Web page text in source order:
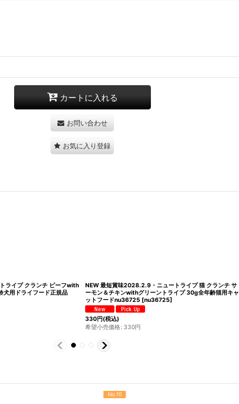
カートに入れる
お問い合わせ
お気に入り登録
ライプ クランチ ビーフwith
犬用ドライフード正規品
NEW 最短賞味2028.2.9・ニュートライプ 猫 クランチ サ
ーモン＆チキンwithグリーントライプ 30g全年齢猫用キャ
ットフードnu36725 [nu36725]
330円(税込)
希望小売価格: 330円